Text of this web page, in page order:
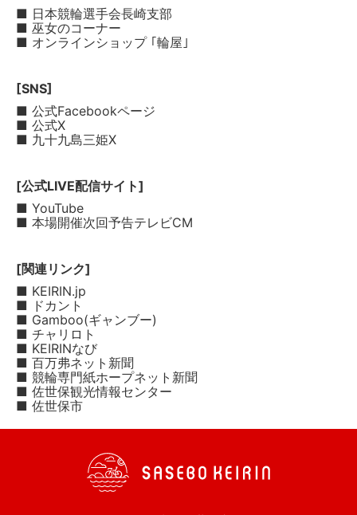
■ 日本競輪選手会長崎支部
■ 巫女のコーナー
■ オンラインショップ ｢輪屋｣
[SNS]
■ 公式Facebookページ
■ 公式X
■ 九十九島三姫X
[公式LIVE配信サイト]
■ YouTube
■ 本場開催次回予告テレビCM
[関連リンク]
■ KEIRIN.jp
■ ドカント
■ Gamboo(ギャンブー)
■ チャリロト
■ KEIRINなび
■ 百万弗ネット新聞
■ 競輪専門紙ホープネット新聞
■ 佐世保観光情報センター
■ 佐世保市